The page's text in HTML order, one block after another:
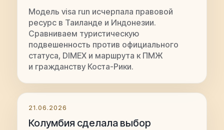
Модель visa run исчерпала правовой
ресурс в Таиланде и Индонезии.
Сравниваем туристическую
подвешенность против официального
статуса, DIMEX и маршрута к ПМЖ
и гражданству Коста-Рики.
21.06.2026
Колумбия сделала выбор